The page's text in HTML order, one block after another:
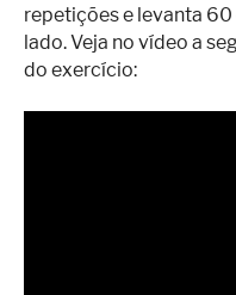
repetições e levanta
lado. Veja no vídeo a
do exercício: